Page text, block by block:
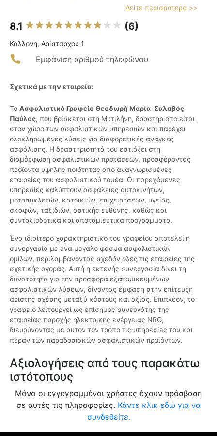
Δείτε περισσότερα >>
8.1 (6)
Καλλονη, Αρίσταρχου 1
Εμφάνιση αριθμού τηλεφώνου
Σχετικά με την εταιρεία:
Το Ασφαλιστικό Γραφείο Θεοδωρή Μαρία-Σαλαβός
Παύλος, που βρίσκεται στη Μυτιλήνη, δραστηριοποιείται
στον χώρο των ασφαλιστικών υπηρεσιών και παρέχει
ολοκληρωμένες λύσεις για διαφορετικές ανάγκες
ασφάλισης. Η δραστηριότητά του εστιάζει στη
διαμόρφωση ασφαλιστικών προτάσεων, προσφέροντας
προϊόντα υψηλής ποιότητας από αναγνωρισμένες
εταιρείες του ασφαλιστικού τομέα. Οι παρεχόμενες
υπηρεσίες καλύπτουν ασφάλειες αυτοκινήτων,
μοτοσυκλετών, κατοικιών, επιχειρήσεων, υγείας,
σκαφών, ταξιδιών, αστικής ευθύνης, καθώς και
συνταξιοδοτικά και αποταμιευτικά προγράμματα.
Ένα ιδιαίτερο χαρακτηριστικό του γραφείου αποτελεί η
συνεργασία με ένα μεγάλο φάσμα ασφαλιστικών
ομίλων, περιλαμβάνοντας σχεδόν όλες τις εταιρείες της
σχετικής αγοράς. Αυτή η εκτενής συνεργασία δίνει τη
δυνατότητα για την προσφορά εξατομικευμένων
ασφαλιστικών λύσεων, δίνοντας έμφαση στην επίτευξη
άριστης σχέσης μεταξύ κόστους και αξίας. Επιπλέον, το
γραφείο λειτουργεί ως επίσημος συνεργάτης της
εταιρείας παροχής ηλεκτρικής ενέργειας NRG,
διευρύνοντας με αυτόν τον τρόπο τις υπηρεσίες του και
πέραν των παραδοσιακών ασφαλιστικών προϊόντων.
Αξιολογήσεις από τους παρακάτω
ιστότοπους
Μόνο οι εγγεγραμμένοι χρήστες έχουν πρόσβαση
σε αυτές τις πληροφορίες. Κάντε κλικ εδώ για να
συνδεθείτε.